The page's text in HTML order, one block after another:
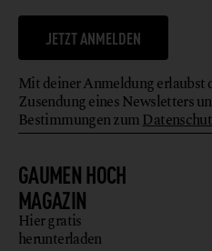
GAUMEN HOCH
MAGAZIN
Hier gratis
herunterladen
JETZT ANMELDEN
Mit deiner Anmeldung erlaubst
Zusendung eines Newsletters
Bestimmungen zum